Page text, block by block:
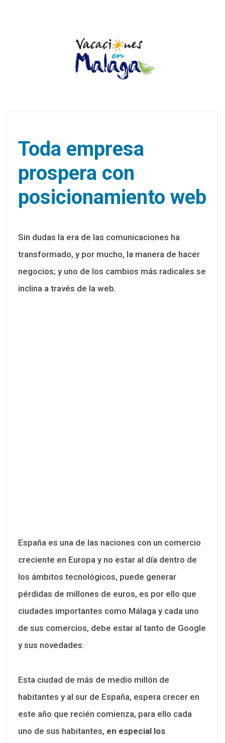
Toda empresa
prospera con
posicionamiento web
Sin dudas la era de las comunicaciones ha
transformado, y por mucho, la manera de hacer
negocios; y uno de los cambios más radicales se
inclina a través de la web.
España es una de las naciones con un comercio
creciente en Europa y no estar al día dentro de
los ámbitos tecnológicos, puede generar
pérdidas de millones de euros, es por ello que
ciudades importantes como Málaga y cada uno
de sus comercios, debe estar al tanto de Google
y sus novedades.
Esta ciudad de más de medio millón de
habitantes y al sur de España, espera crecer en
este año que recién comienza, para ello cada
uno de sus habitantes, en especial los